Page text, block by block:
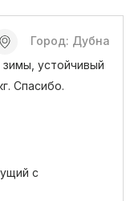
Город: Дубна
устойчивый
Спасибо.
с